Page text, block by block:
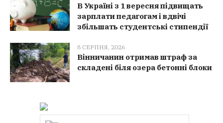
В Україні з 1 вересня підвищать
зарплати педагогам і вдвічі
збільшать студентські стипендії
8 СЕРПНЯ, 2026
Вінничанин отримав штраф за
складені біля озера бетонні блоки